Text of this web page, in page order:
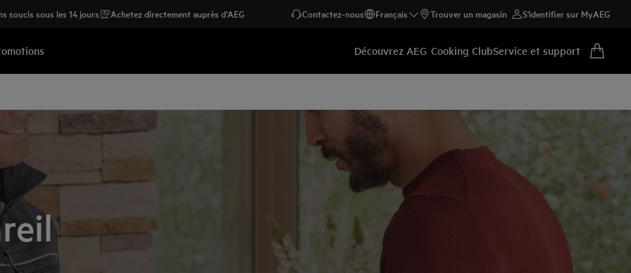
soucis sous les 14 jours Achetez directement auprès d'AEG Contactez-nous Français Trouver un magasin S'identifier sur MyAEG
Découvrez AEG Cooking ClubService et support